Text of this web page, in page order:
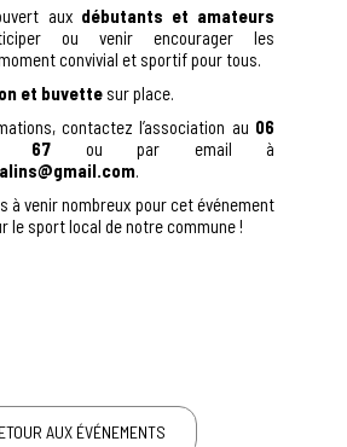
aux débutants et amateurs
ou venir encourager les
convivial et sportif pour tous.
et buvette sur place.
contactez l’association au 06
67 ou par email à
.
à venir nombreux pour cet événement
le sport local de notre commune !
AUX ÉVÉNEMENTS